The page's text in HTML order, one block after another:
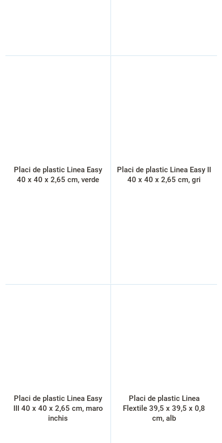
Placi de plastic Linea Easy
40 x 40 x 2,65 cm, verde
Placi de plastic Linea Easy II
40 x 40 x 2,65 cm, gri
Placi de plastic Linea Easy
III 40 x 40 x 2,65 cm, maro
inchis
Placi de plastic Linea
Flextile 39,5 x 39,5 x 0,8
cm, alb